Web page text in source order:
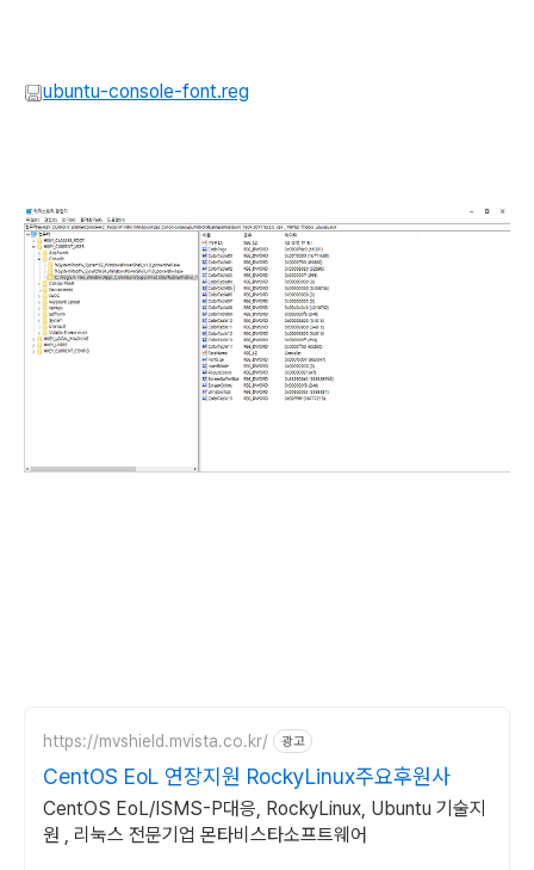
ubuntu-console-font.reg
https://mvshield.mvista.co.kr/ 광고
CentOS EoL 연장지원 RockyLinux주요후원사
CentOS EoL/ISMS-P대응, RockyLinux, Ubuntu 기술지
원 , 리눅스 전문기업 몬타비스타소프트웨어